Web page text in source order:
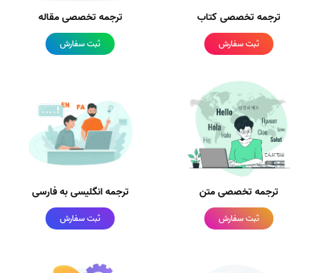
ترجمه تخصصی کتاب
ثبت سفارش
ترجمه تخصصی مقاله
ثبت سفارش
ترجمه تخصصی متن
ثبت سفارش
ترجمه انگلیسی به فارسی
ثبت سفارش